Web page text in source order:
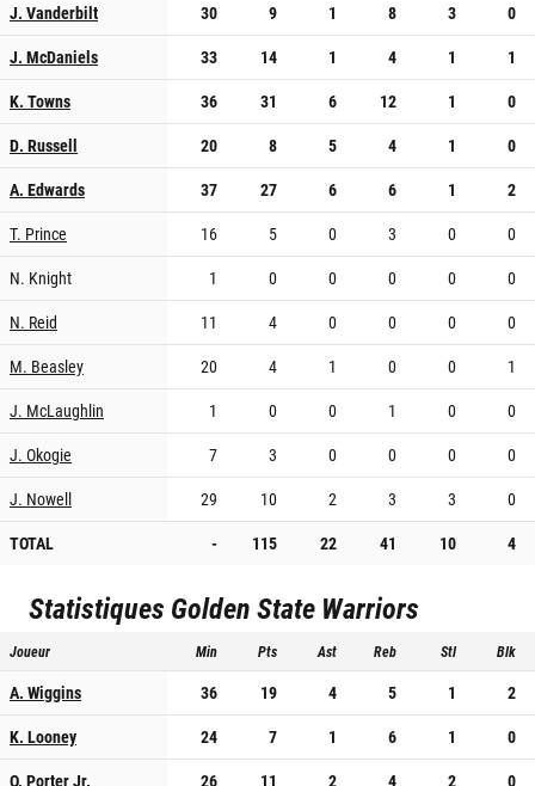
J. Vanderbilt 30 9 1 8 3
0
J. McDaniels
33 14 1 4 1
1
K. Towns
36 31 6 12 1
0
D. Russell
20 8 5 4 1
0
A. Edwards
37 27 6 6 1
2
T. Prince
16 5 0 3 0
0
N. Knight
1 0 0 0 0
0
N. Reid
11 4 0 0 0
0
M. Beasley
20 4 1 0 0
1
J. McLaughlin
1 0 0 1 0
0
J. Okogie
7 3 0 0 0
0
J. Nowell
29 10 2 3 3
0
TOTAL
- 115 22 41 10 4
Statistiques Golden State Warriors
Joueur Min Pts Ast Reb Stl Blk
A. Wiggins 36 19 4 5 1
2
K. Looney
24 7 1 6 1
0
O. Porter Jr.
26 11 2 4 2
0